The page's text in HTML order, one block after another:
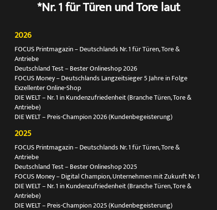
*Nr. 1 für Türen und Tore laut
2026
FOCUS Printmagazin – Deutschlands Nr. 1 für Türen, Tore &
Antriebe
Deutschland Test – Bester Onlineshop 2026
FOCUS Money – Deutschlands Langzeitsieger 5 Jahre in Folge
Exzellenter Online-Shop
DIE WELT – Nr. 1 in Kundenzufriedenheit (Branche Türen, Tore &
Antriebe)
DIE WELT – Preis-Champion 2026 (Kundenbegeisterung)
2025
FOCUS Printmagazin – Deutschlands Nr. 1 für Türen, Tore &
Antriebe
Deutschland Test – Bester Onlineshop 2025
FOCUS Money – Digital Champion, Unternehmen mit Zukunft Nr. 1
DIE WELT – Nr. 1 in Kundenzufriedenheit (Branche Türen, Tore &
Antriebe)
DIE WELT – Preis-Champion 2025 (Kundenbegeisterung)